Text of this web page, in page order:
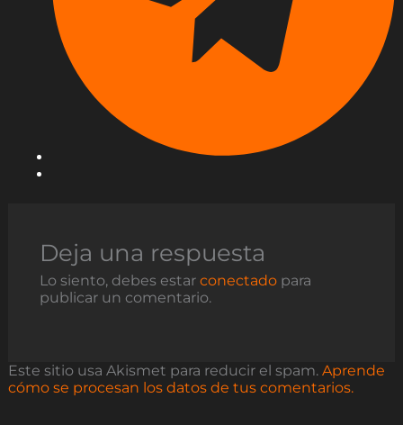
Deja una respuesta
Lo siento, debes estar conectadopara
publicar un comentario.
Este sitio usa Akismet para reducir el spam. Aprende
cómo se procesan los datos de tus comentarios.